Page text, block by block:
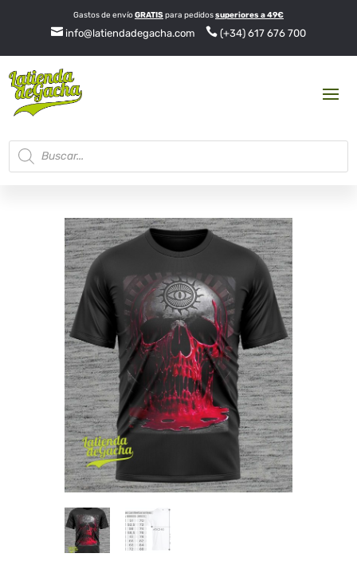
Gastos de envíoGRATISpara pedidossuperiores a 49€
info@latiendadegacha.com (+34) 617 676 700
Búsqueda
de
productos